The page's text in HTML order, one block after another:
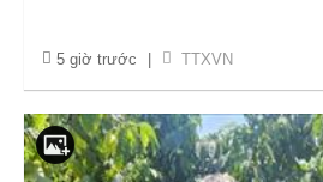
5 giờ trước TTXVN